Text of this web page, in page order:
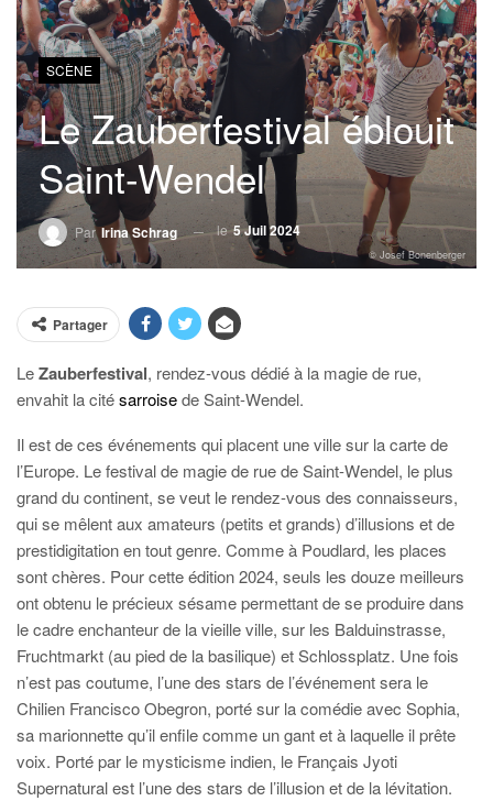
SCÈNE
Le Zauberfestival éblouit
Saint-Wendel
ParIrina Schrag le5 Juil 2024
© Josef Bonenberger
Partager
LeZauberfestival, rendez-vous dédié à la magie de rue,
envahit la citésarroisede Saint-Wendel.
Il est de ces événements qui placent une ville sur la carte de
l’Europe. Le festival de magie de rue de Saint-Wendel, le plus
grand du continent, se veut le rendez-vous des connaisseurs,
qui se mêlent aux amateurs (petits et grands) d’illusions et de
prestidigitation en tout genre. Comme à Poudlard, les places
sont chères. Pour cette édition 2024, seuls les douze meilleurs
ont obtenu le précieux sésame permettant de se produire dans
le cadre enchanteur de la vieille ville, sur les Balduinstrasse,
Fruchtmarkt (au pied de la basilique) et Schlossplatz. Une fois
n’est pas coutume, l’une des stars de l’événement sera le
Chilien Francisco Obegron, porté sur la comédie avec Sophia,
sa marionnette qu’il enfile comme un gant et à laquelle il prête
voix. Porté par le mysticisme indien, le Français Jyoti
Supernatural est l’une des stars de l’illusion et de la lévitation.